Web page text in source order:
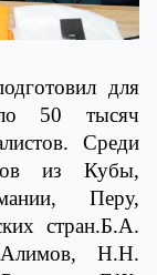
для
50 тысяч
Среди
из Кубы,
Перу,
стран.Б.А.
Н.Н.